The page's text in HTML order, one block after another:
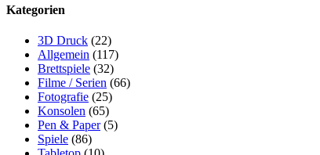
Kategorien
3D Druck (22)
Allgemein (117)
Brettspiele (32)
Filme / Serien (66)
Fotografie (25)
Konsolen (65)
Pen & Paper(5)
Spiele (86)